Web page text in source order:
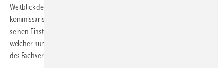
Weitblick den Markt. Fleischhacker hatte noch für ein Jahr
kommissarisch die Geschicke des Fachverbands geleitet, um Brunner
seinen Einstieg in die zukünftige Verbandsarbeit zu erleichtern,
welcher nun die Verantwortung für die strategische Weiterentwicklung
des Fachverbands übernimmt.